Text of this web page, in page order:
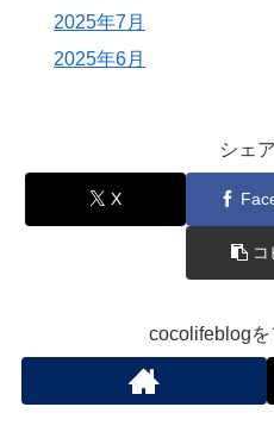
2025年7月
2025年6月
シェ
X
コ
cocolifeblog